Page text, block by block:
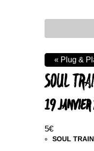
SOUL
19
5€
« Plug &
SOUL